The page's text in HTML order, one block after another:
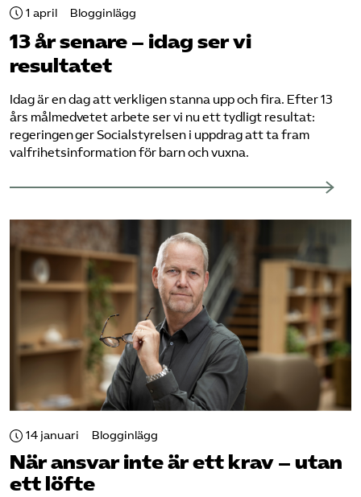
Mina sidor
Bli medlem
Sök på vardforetagarna.se
Press
In English
1 april Blogginlägg
13 år senare – idag ser vi
resultatet
Idag är en dag att verkligen stanna upp och fira. Efter 13
års målmedvetet arbete ser vi nu ett tydligt resultat:
regeringen ger Socialstyrelsen i uppdrag att ta fram
valfrihetsinformation för barn och vuxna.
14 januari Blogginlägg
När ansvar inte är ett krav – utan
ett löfte